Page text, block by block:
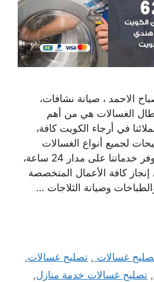
الاحمد ، صيانة نشافات،
الغسالات هي من أهم
في أرجاء الكويت كافة،
لجميع أنواع الغسالات
العادية و الأتوماتيكية، نوفر خدماتنا على مدار 24 ساعة،
كافة الأعمال المتخصصة
وصيانة الثلاجات …
غسالات ,تصليح غسالات,
, تصليح غسالات خدمة منازل,